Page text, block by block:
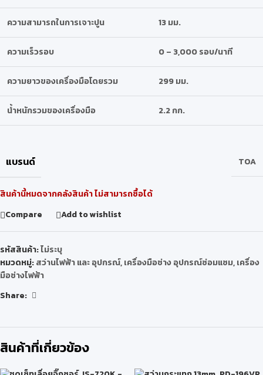
ความสามารถในการเจาะปูน 13 มม.
ความเร็วรอบ 0 – 3,000 รอบ/นาที
ความยาวของเครื่องมือโดยรวม 299 มม.
น้ำหนักรวมของเครื่องมือ 2.2 กก.
แบรนด์ TOA
สินค้านี้หมดจากคลังสินค้า ไม่สามารถซื้อได้
Compare
Add to wishlist
รหัสสินค้า:ไม่ระบุ
หมวดหมู่:สว่านไฟฟ้า และ อุปกรณ์,เครื่องมือช่าง อุปกรณ์ซ่อมแซม,เครื่อง
มือช่างไฟฟ้า
Share:
สินค้าที่เกี่ยวข้อง